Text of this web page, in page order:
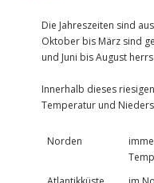
Die Jahreszeiten sind
Oktober bis März sind
und Juni bis August
Innerhalb dieses
Temperatur und
Norden